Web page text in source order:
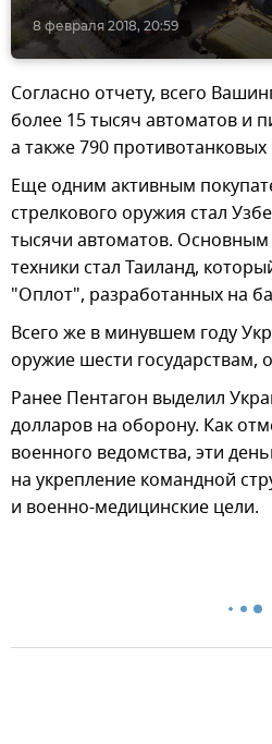
8 февраля 2018, 20:59
Согласно отчету, всего
более 15 тысяч автоматов и
а также 790
Еще одним активным
стрелкового оружия стал
тысячи автоматов.
техники стал Таиланд,
"Оплот", разработанных на
Всего же в минувшем году
оружие шести государствам,
Ранее Пентагон выделил
долларов на оборону. Как
военного ведомства, эти
на укрепление командной
и военно-медицинские цели.